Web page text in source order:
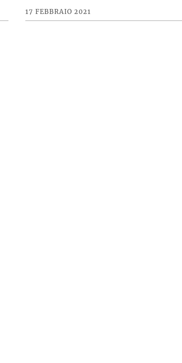
17 FEBBRAIO 2021